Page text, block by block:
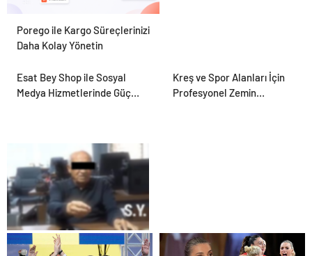
Porego ile Kargo Süreçlerinizi
Daha Kolay Yönetin
Esat Bey Shop ile Sosyal
Medya Hizmetlerinde Güçlü
Kreş ve Spor Alanları İçin
Profesyonel Zemin
25 Yıllık Miras Davasında